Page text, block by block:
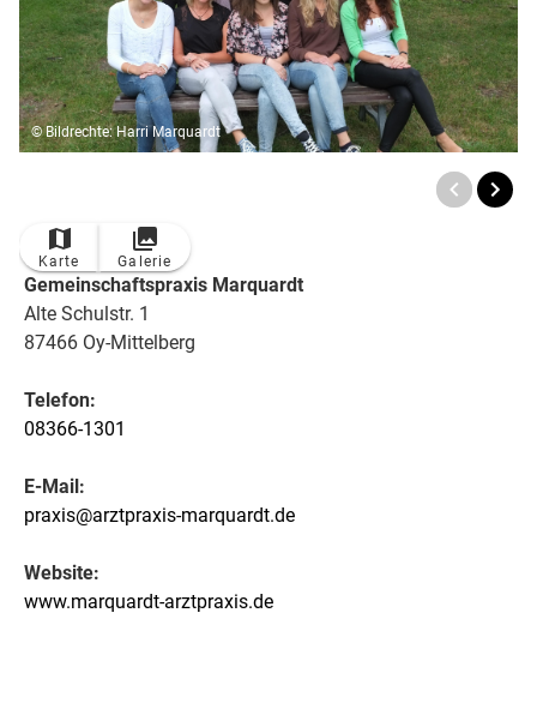
© Bildrechte: Harri Marquardt
Karte Galerie
Gemeinschaftspraxis Marquardt
Alte Schulstr. 1
87466 Oy-Mittelberg
Telefon:
08366-1301
E-Mail:
praxis@arztpraxis-marquardt.de
Website:
www.marquardt-arztpraxis.de